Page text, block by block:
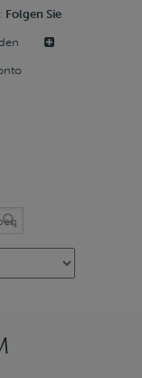
Folgen Sie